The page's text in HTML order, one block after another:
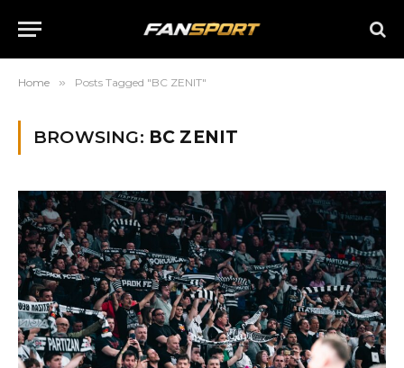
Home » Posts Tagged "BC ZENIT"
BROWSING: BC ZENIT